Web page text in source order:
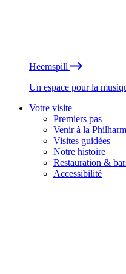
Heemspill
Un espace pour la
Votre visite
Premiers pas
Venir à la
Visites guidées
Notre histoire
Restauration &
Accessibilité